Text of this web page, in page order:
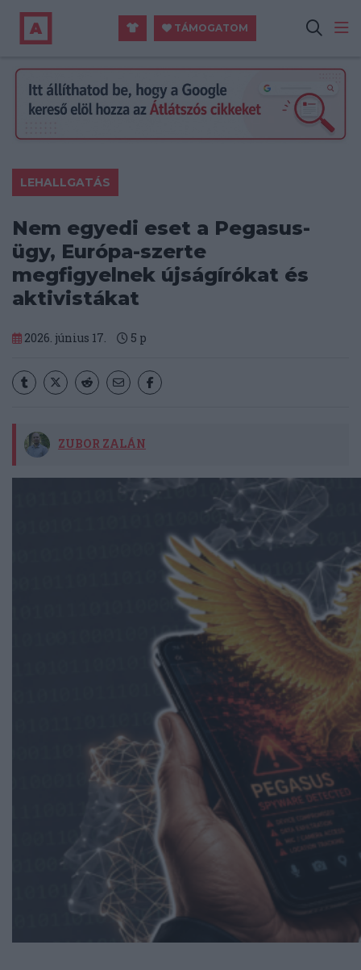
TÁMOGATOM
LEHALLGATÁS
Nem egyedi eset a Pegasus-
ügy, Európa-szerte
megfigyelnek újságírókat és
aktivistákat
2026. június 17. 5 p
ZUBOR ZALÁN